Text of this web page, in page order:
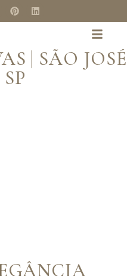
| SÃO JOSÉ